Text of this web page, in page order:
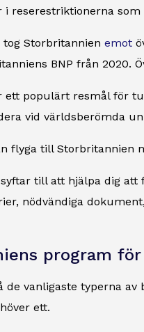
i reserestriktionerna
tog Storbritannien emot
BNP från 2020.
ett populärt resmål för
vid världsberömda
flyga till Storbritannien
till att hjälpa dig
nödvändiga
program
de vanligaste typerna
ett.